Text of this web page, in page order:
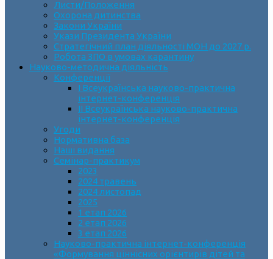
Листи/Положення
Охорона дитинства
Закони України
Укази Президента України
Стратегічний план діяльності МОН до 2027 р.
Робота ЗПО в умовах карантину
Науково-методична діяльність
Конференції
І Всеукраїнська науково-практична
інтернет-конференція
ІІ Всеукраїнська науково-практична
інтернет-конференція
Угоди
Нормативна база
Наші видання
Семінар-практикум
2023
2024 травень
2024 листопад
2025
1 етап 2026
2 етап 2026
3 етап 2026
Науково-практична інтернет-конференція
«Формування ціннісних орієнтирів дітей та